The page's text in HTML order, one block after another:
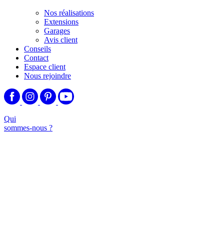
Nos réalisations
Extensions
Garages
Avis client
Conseils
Contact
Espace client
Nous rejoindre
Qui
sommes-nous ?